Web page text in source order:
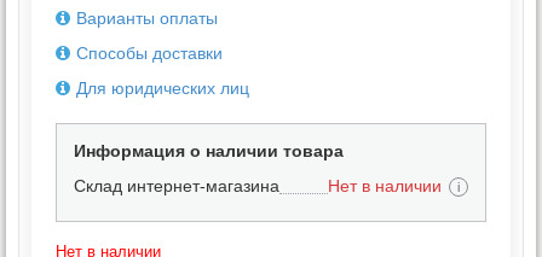
Варианты оплаты
Способы доставки
Для юридических лиц
Информация о наличии товара
Склад интернет-магазина
Нет в наличии i
Нет в наличии